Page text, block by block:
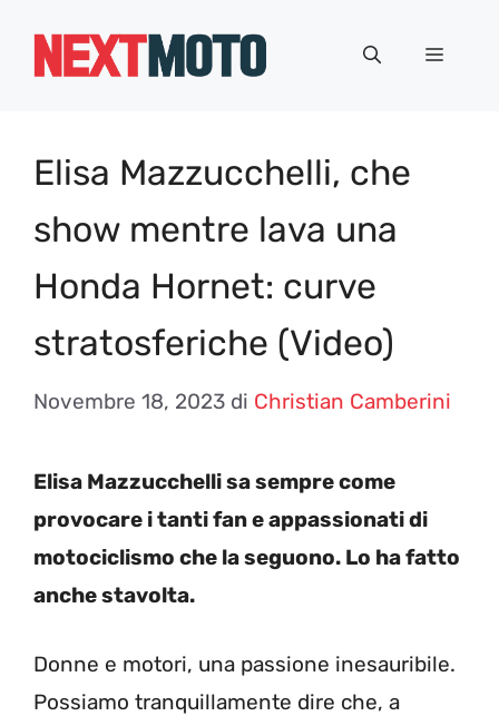
Menu
Elisa Mazzucchelli, che
show mentre lava una
Honda Hornet: curve
stratosferiche (Video)
Novembre 18, 2023 di Christian Camberini
Elisa Mazzucchelli sa sempre come
provocare i tanti fan e appassionati di
motociclismo che la seguono. Lo ha fatto
anche stavolta.
Donne e motori, una passione inesauribile.
Possiamo tranquillamente dire che, a